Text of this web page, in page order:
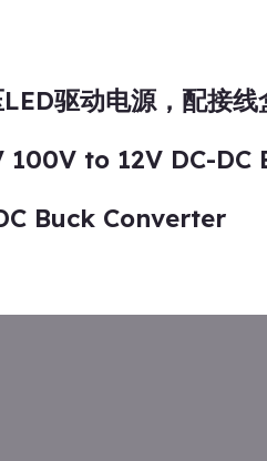
驱动电源，配接线
to 12V DC-DC
Buck Converter